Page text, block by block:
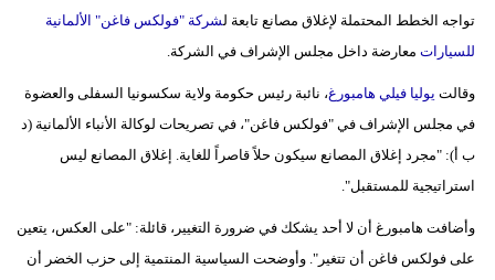
علوم
بيئة
مدوَّنات
فيديو
تواجه الخطط المحتملة لإغلاق مصانع تابعة لشركة "فولكس فاغن" الألمانية
للسيارات معارضة داخل مجلس الإشراف في الشركة.
وقالت يوليا فيلي هامبورغ، نائبة رئيس حكومة ولاية سكسونيا السفلى والعضوة
في مجلس الإشراف في "فولكس فاغن"، في تصريحات لوكالة الأنباء الألمانية (د
ب أ): "مجرد إغلاق المصانع سيكون حلاً قاصراً للغاية. إغلاق المصانع ليس
استراتيجية للمستقبل".
وأضافت هامبورغ أن لا أحد يشكك في ضرورة التغيير، قائلة: "على العكس، يتعين
على فولكس فاغن أن تتغير". وأوضحت السياسية المنتمية إلى حزب الخضر أن